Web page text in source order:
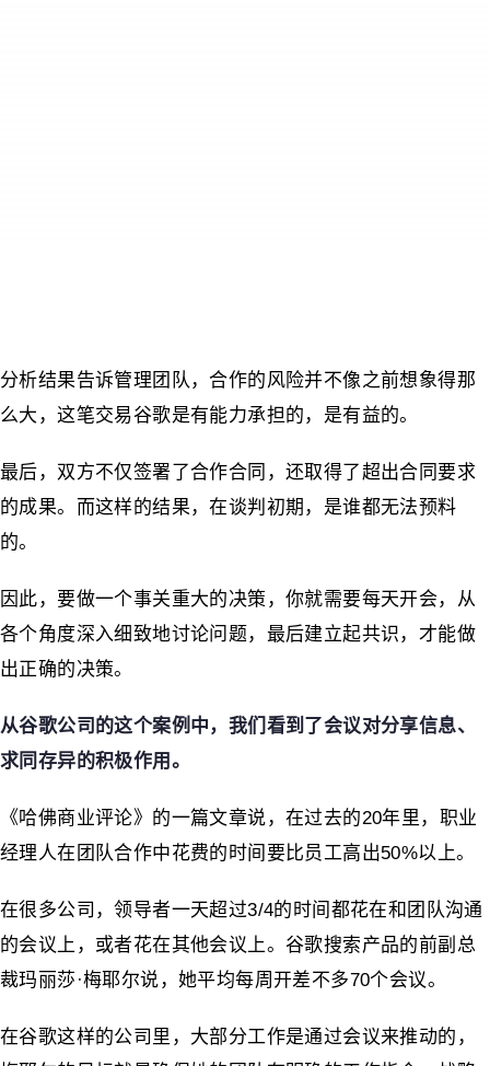
分析结果告诉管理团队，合作的风险并不像之前想象得那
么大，这笔交易谷歌是有能力承担的，是有益的。
最后，双方不仅签署了合作合同，还取得了超出合同要求
的成果。而这样的结果，在谈判初期，是谁都无法预料
的。
因此，要做一个事关重大的决策，你就需要每天开会，从
各个角度深入细致地讨论问题，最后建立起共识，才能做
出正确的决策。
从谷歌公司的这个案例中，我们看到了会议对分享信息、
求同存异的积极作用。
《哈佛商业评论》的一篇文章说，在过去的20年里，职业
经理人在团队合作中花费的时间要比员工高出50%以上。
在很多公司，领导者一天超过3/4的时间都花在和团队沟通
的会议上，或者花在其他会议上。谷歌搜索产品的前副总
裁玛丽莎·梅耶尔说，她平均每周开差不多70个会议。
在谷歌这样的公司里，大部分工作是通过会议来推动的，